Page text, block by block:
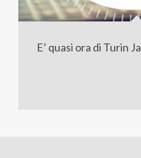
E’ quasi ora di Turin